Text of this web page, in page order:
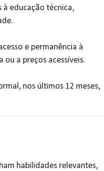
à educação técnica,
e permanência à
a preços acessíveis.
nos últimos 12 meses,
habilidades relevantes,